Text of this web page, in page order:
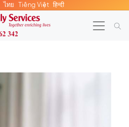
ไทย Tiếng Việt हिन्दी